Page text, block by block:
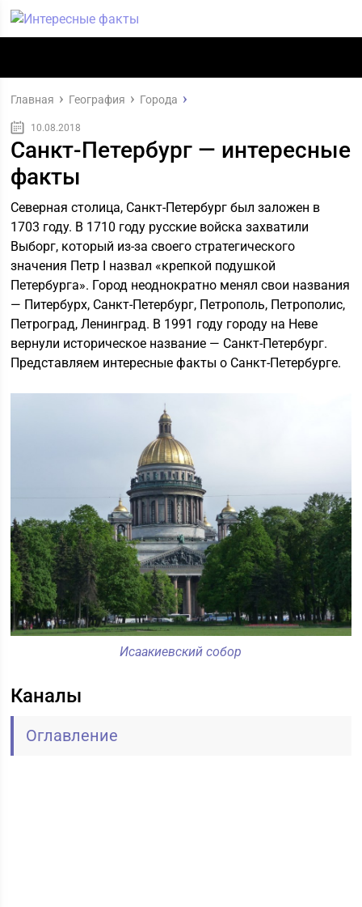
Главная География Города
10.08.2018
Санкт-Петербург — интересные
факты
Северная столица, Санкт-Петербург был заложен в
1703 году. В 1710 году русские войска захватили
Выборг, который из-за своего стратегического
значения Петр I назвал «крепкой подушкой
Петербурга». Город неоднократно менял свои названия
— Питербурх, Санкт-Петербург, Петрополь, Петрополис,
Петроград, Ленинград. В 1991 году городу на Неве
вернули историческое название — Санкт-Петербург.
Представляем интересные факты о Санкт-Петербурге.
Исаакиевский собор
Каналы
Оглавление